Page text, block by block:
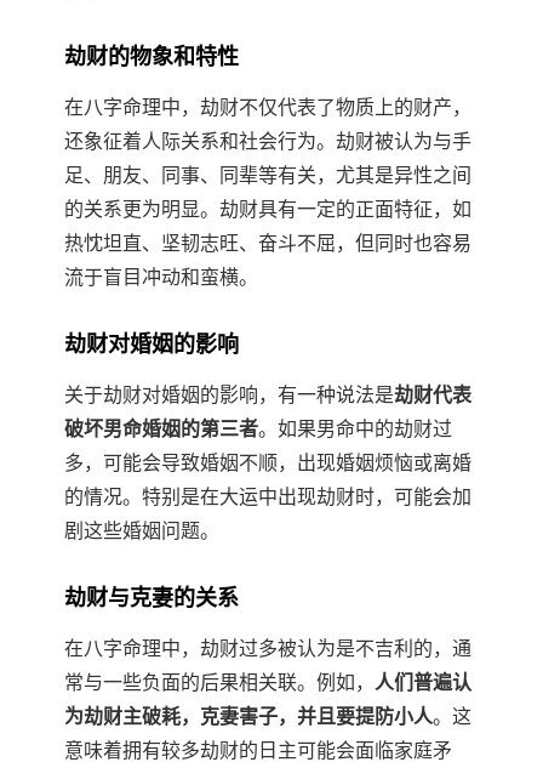
劫财的物象和特性
在八字命理中，劫财不仅代表了物质上的财产，
还象征着人际关系和社会行为。劫财被认为与手
足、朋友、同事、同辈等有关，尤其是异性之间
的关系更为明显。劫财具有一定的正面特征，如
热忱坦直、坚韧志旺、奋斗不屈，但同时也容易
流于盲目冲动和蛮横。
劫财对婚姻的影响
关于劫财对婚姻的影响，有一种说法是劫财代表
破坏男命婚姻的第三者。如果男命中的劫财过
多，可能会导致婚姻不顺，出现婚姻烦恼或离婚
的情况。特别是在大运中出现劫财时，可能会加
剧这些婚姻问题。
劫财与克妻的关系
在八字命理中，劫财过多被认为是不吉利的，通
常与一些负面的后果相关联。例如，
人们普遍认
为劫财主破耗，克妻害子，并且要提防小人。这
意味着拥有较多劫财的日主可能会面临家庭矛